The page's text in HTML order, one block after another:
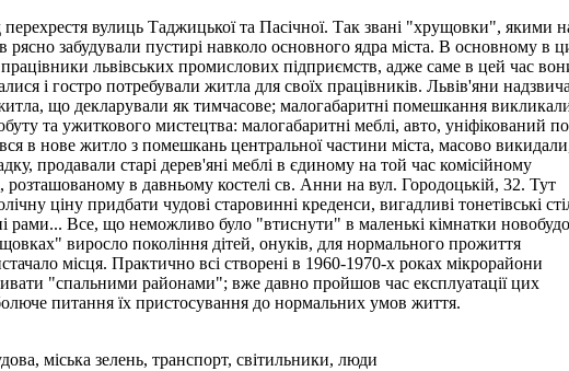
вулиць Таджицької та Пасічної. Так звані "хрущовки", якими
рясно забудували пустирі навколо основного ядра міста. В основному в
львівських промислових підприємств, адже саме в цей час
і гостро потребували житла для своїх працівників. Львів'яни
що декларували як тимчасове; малогабаритні помешкання
та ужиткового мистецтва: малогабаритні меблі, авто, уніфікований
в нове житло з помешкань центральної частини міста, масово
продавали старі дерев'яні меблі в єдиному на той час комісійному
розташованому в давньому костелі св. Анни на вул. Городоцькій, 32. Тут
ціну придбати чудові старовинні креденси, вигадливі тонетівські
рами... Все, що неможливо було "втиснути" в маленькі кімнатки
виросло покоління дітей, онуків, для нормального прожиття
місця. Практично всі створені в 1960-1970-х роках мікрорайони
"спальними районами"; вже давно пройшов час експлуатації цих
питання їх пристосування до нормальних умов життя.
міська зелень, транспорт, світильники, люди